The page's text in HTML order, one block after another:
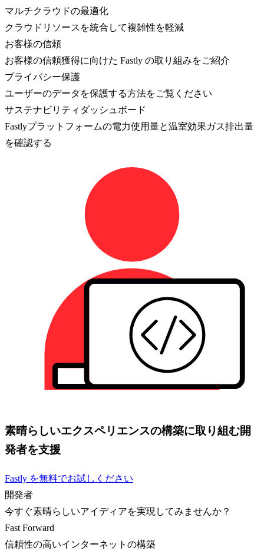
マルチクラウドの最適化
クラウドリソースを統合して複雑性を軽減
お客様の信頼
お客様の信頼獲得に向けた Fastly の取り組みをご紹介
プライバシー保護
ユーザーのデータを保護する方法をご覧ください
サステナビリティダッシュボード
Fastlyプラットフォームの電力使用量と温室効果ガス排出量
を確認する
素晴らしいエクスペリエンスの構築に取り組む開
発者を支援
Fastly を無料でお試しください
開発者
今すぐ素晴らしいアイディアを実現してみませんか？
Fast Forward
信頼性の高いインターネットの構築